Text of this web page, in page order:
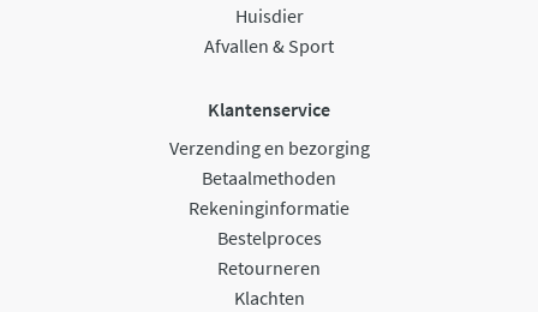
Huisdier
Afvallen & Sport
Klantenservice
Verzending en bezorging
Betaalmethoden
Rekeninginformatie
Bestelproces
Retourneren
Klachten